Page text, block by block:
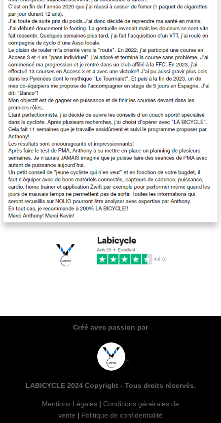
Créé avec passion par
LABICYCLE 2024 Copyright - Tous droits réservés.
Mentions Légales | Conditions générales de
vente | Politique de confidentialité